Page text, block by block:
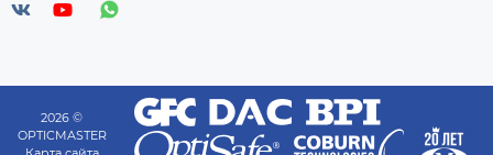
2026 ©
OPTICMASTER